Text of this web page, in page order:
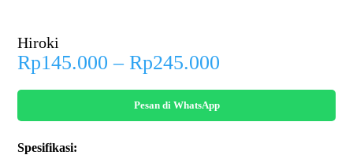
Hiroki
Rp145.000 – Rp245.000
range:
Rp145.000
through
Pesan di WhatsApp
Spesifikasi: